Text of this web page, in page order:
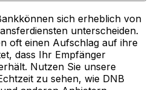
sich erheblich von
unterscheiden.
oft einen Aufschlag auf ihre
dass Ihr Empfänger
Nutzen Sie unsere
zu sehen, wie DNB